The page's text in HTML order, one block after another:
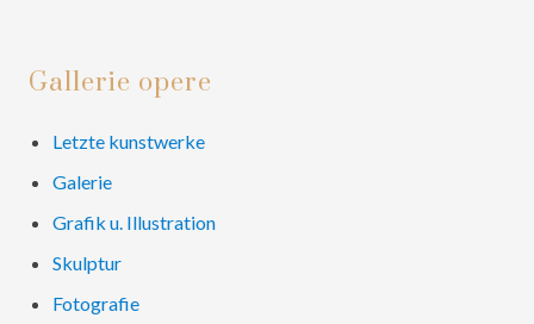
Primary
Gallerie opere
Letzte kunstwerke
Galerie
Grafik u. Illustration
Skulptur
Fotografie